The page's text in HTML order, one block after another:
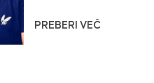
PREBERI VEČ